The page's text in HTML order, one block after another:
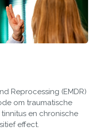
Reprocessing (EMDR)
om traumatische
en chronische
effect.